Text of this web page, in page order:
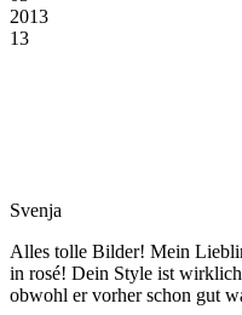
2013
13
Svenja
Alles tolle Bilder! Mein
in rosé! Dein Style ist
obwohl er vorher schon gut